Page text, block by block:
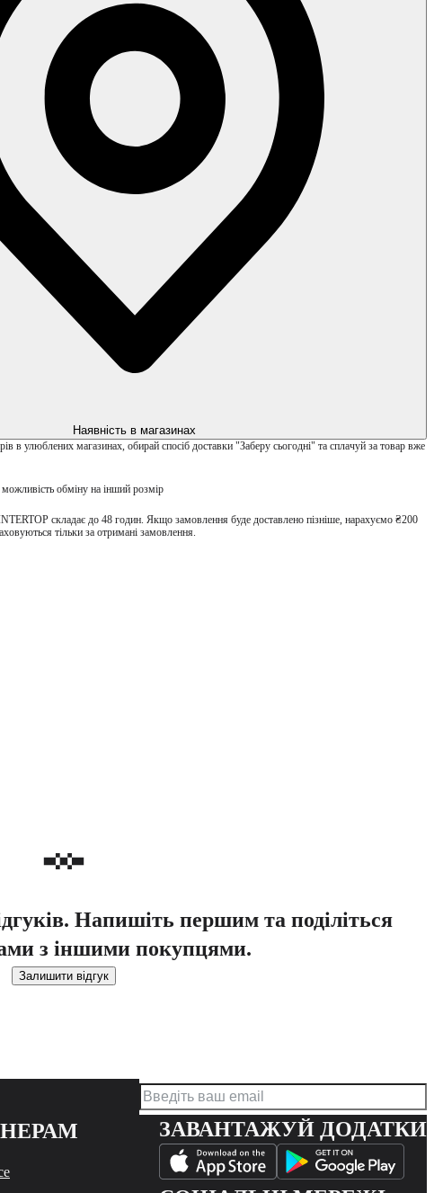
Наявність в магазинах
в улюблених магазинах, обирай спосіб доставки "Заберу сьогодні" та сплачуй за товар вже
обміну на інший розмір
складає до 48 годин. Якщо замовлення буде доставлено пізніше, нарахуємо ₴200
тільки за отримані замовлення.
Напишіть першим та поділіться
з іншими покупцями.
Залишити відгук
ЗАВАНТАЖУЙ ДОДАТКИ